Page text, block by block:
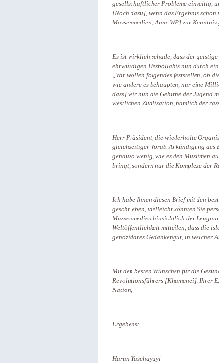
gesellschaftlicher Probleme einseitig,
[Noch dazu], wenn das Ergebnis
Massenmedien; Anm. WP] zur
Es ist wirklich schade, dass der
ehrwürdigen Hezbollahis nun durch
„Wir wollen folgendes feststellen, ob
wie andere es behaupten, nur eine
dass] wir nun die Gehirne der Jugend
westlichen Zivilisation, nämlich der
Herr Präsident, die wiederholte
gleichzeitiger Vorab-Ankündigung des
genauso wenig, wie es den Muslimen
bringt, sondern nur die Komplexe der
Ich habe Ihnen diesen Brief mit den
geschrieben, vielleicht könnten Sie
Massenmedien hinsichtlich der
Weltöffentlichkeit mitteilen, dass die
genozidäres Gedankengut, in welcher
Mit den besten Wünschen für die
Revolutionsführers [Khamenei], Ihrer
Nation,
Ergebenst
Harun Yaschayayi